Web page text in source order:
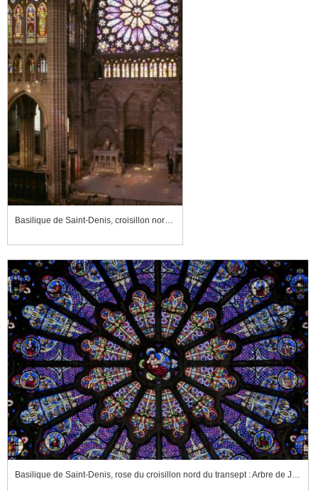
Basilique de Saint-Denis, croisillon nord du transept, vu de la galerie de la rose du croisillon sud du transept
Basilique de Saint-Denis, rose du croisillon nord du transept : Arbre de Jessé